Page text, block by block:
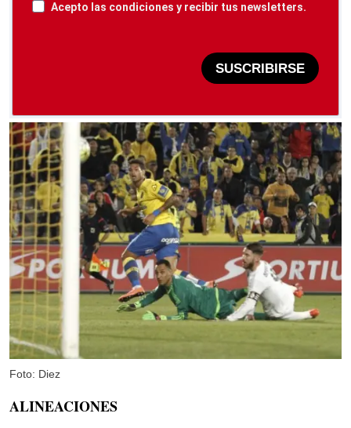
Acepto las condiciones y recibir tus newsletters.
SUSCRIBIRSE
Foto: Diez
ALINEACIONES